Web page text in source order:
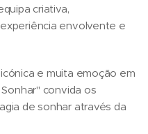
criativa,
envolvente e
e muita emoção em
convida os
de sonhar através da